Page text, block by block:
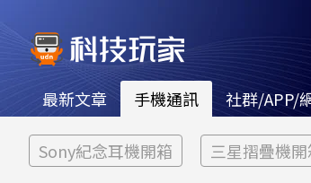
最新文章 手機通訊 社群/APP/
Sony紀念耳機開箱 三星摺疊機